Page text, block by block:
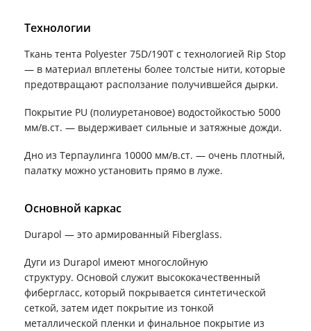
Технологии
Ткань тента Polyester 75D/190T с технологией Rip Stop
— в материал вплетены более толстые нити, которые
предотвращают расползание получившейся дырки.
Покрытие PU (полиуретановое) водостойкостью 5000
мм/в.ст. — выдерживает сильные и затяжные дожди.
Дно из Терпаулинга 10000 мм/в.ст. — очень плотный,
палатку можно установить прямо в луже.
Основной каркас
Durapol — это армированный Fiberglass.
Дуги из Durapol имеют многослойную
структуру. Основой служит высококачественный
фибергласс, который покрывается синтетической
сеткой, затем идет покрытие из тонкой
металлической пленки и финальное покрытие из